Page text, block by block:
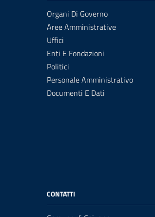
Organi Di Governo
Aree Amministrative
Uffici
Enti E Fondazioni
Politici
Personale Amministrativo
Documenti E Dati
CONTATTI